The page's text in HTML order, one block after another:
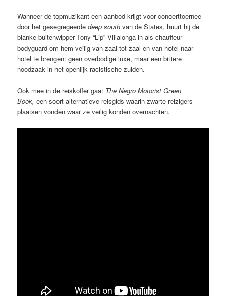
Wanneer de topmuzikant een aanbod krijgt voor concerttoernee
door het gesegregeerdedeep south van de States, huurt hij de
blanke buitenwipper Tony “Lip” Villalonga in als chauffeur-
bodyguard om hem veilig van zaal tot zaal en van hotel naar
hotel te brengen: geen overbodige luxe, maar een bittere
noodzaak in het openlijk racistische zuiden.
Ook mee in de reiskoffer gaat The Negro Motorist Green
Book, een soort alternatieve reisgids waarin zwarte reizigers
plaatsen vonden waar ze veilig konden overnachten.